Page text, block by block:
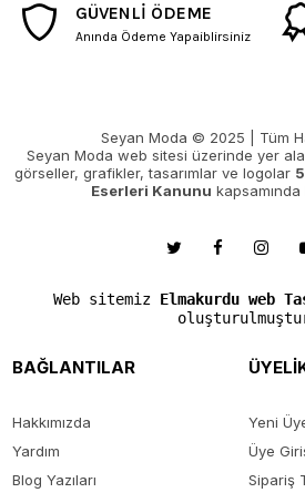
GÜVENLİ ÖDEME
Anında Ödeme Yapaiblirsiniz
Seyan Moda © 2025 | Tüm
Seyan Moda web sitesi üzerinde yer
görseller, grafikler, tasarımlar ve logolar
Eserleri Kanunu kapsamında
Web sitemiz Elmakurdu web
BAĞLANTILAR
Hakkımızda
Yardım
Blog Yazıları
Yeni
Üye
Sipariş